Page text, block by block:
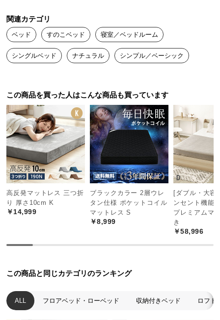
品
の
配
送
に
て
開
梱
設
サ
ー
ビ
ス
に
て
搬
入
経
路
関連カテゴリ
ベッド すのこベッド 寝室／ベッドルーム
シングルベッド ナチュラル シンプル／ベーシック
この商品を買った人はこんな商品も買っています
高反発マットレス 三つ折
り 厚さ10cm K
￥14,999
ブラックカラー 2層ウレ
タン仕様 ポケットコイル
マットレス S
￥8,999
[ダブル・大容
ンセント機能
プレミアムマ
き
￥58,996
この商品と同じカテゴリのランキング
ALL フロアベッド・ローベッド 収納付きベッド ロフト